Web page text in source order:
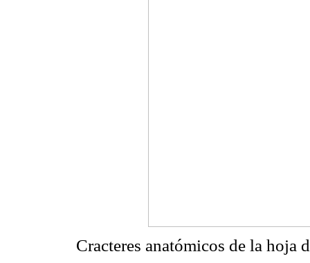
Cracteres anatómicos de la hoja